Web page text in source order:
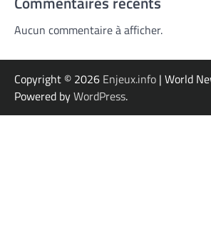
Aucun commentaire à afficher.
Copyright © 2026 Enjeux.info | World
Powered byWordPress.